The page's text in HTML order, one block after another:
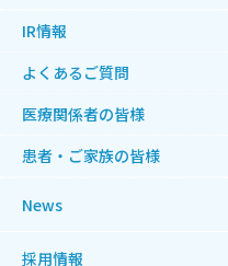
IR情報
よくあるご質問
医療関係者の皆様
患者・ご家族の皆様
News
採用情報